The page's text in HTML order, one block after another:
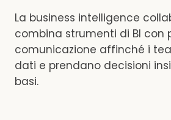
La business intelligence
combina strumenti di BI con
comunicazione affinché i
dati e prendano decisioni
basi.